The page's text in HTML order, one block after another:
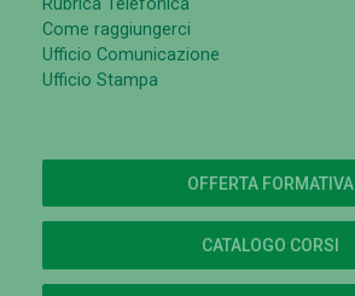
Come raggiungerci
Ufficio Comunicazione
Ufficio Stampa
OFFERTA FORMATIVA
CATALOGO CORSI